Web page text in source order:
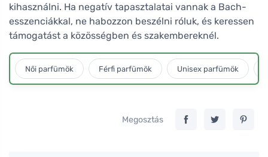
kihasználni. Ha negatív tapasztalatai vannak a Bach-
esszenciákkal, ne habozzon beszélni róluk, és keressen
támogatást a közösségben és szakembereknél.
Női parfümök Férfi parfümök Unisex parfümök
Megosztás